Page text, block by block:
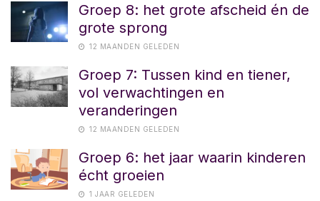
Groep 8: het grote afscheid én de
grote sprong
12 MAANDEN GELEDEN
Groep 7: Tussen kind en tiener,
vol verwachtingen en
veranderingen
12 MAANDEN GELEDEN
Groep 6: het jaar waarin kinderen
écht groeien
1 JAAR GELEDEN